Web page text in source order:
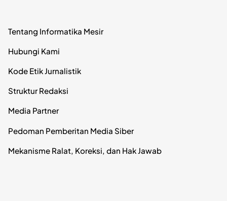
Tentang Informatika Mesir
Hubungi Kami
Kode Etik Jurnalistik
Struktur Redaksi
Media Partner
Pedoman Pemberitan Media Siber
Mekanisme Ralat, Koreksi, dan Hak Jawab